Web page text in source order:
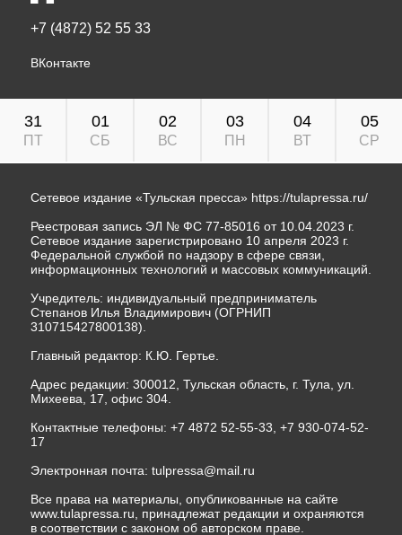
+7 (4872) 52 55 33
ВКонтакте
31
ПТ
01
СБ
02
ВС
03
ПН
04
ВТ
05
СР
Сетевое издание «Тульская пресса» https://tulapressa.ru/
Реестровая запись ЭЛ № ФС 77-85016 от 10.04.2023 г.
Сетевое издание зарегистрировано 10 апреля 2023 г.
Федеральной службой по надзору в сфере связи,
информационных технологий и массовых коммуникаций.
Учредитель: индивидуальный предприниматель
Степанов Илья Владимирович (ОГРНИП
310715427800138).
Главный редактор: К.Ю. Гертье.
Адрес редакции: 300012, Тульская область, г. Тула, ул.
Михеева, 17, офис 304.
Контактные телефоны: +7 4872 52-55-33, +7 930-074-52-
17
Электронная почта: tulpressa@mail.ru
Все права на материалы, опубликованные на сайте
www.tulapressa.ru, принадлежат редакции и охраняются
в соответствии с законом об авторском праве.